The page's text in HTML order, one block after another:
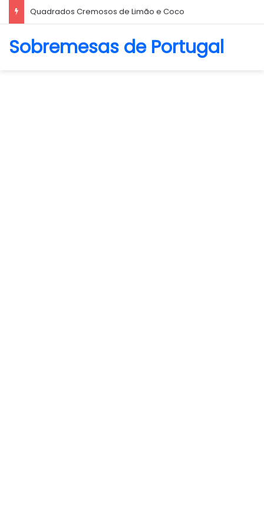
Quadrados Cremosos de Limão e Coco
Sobremesas de Portugal